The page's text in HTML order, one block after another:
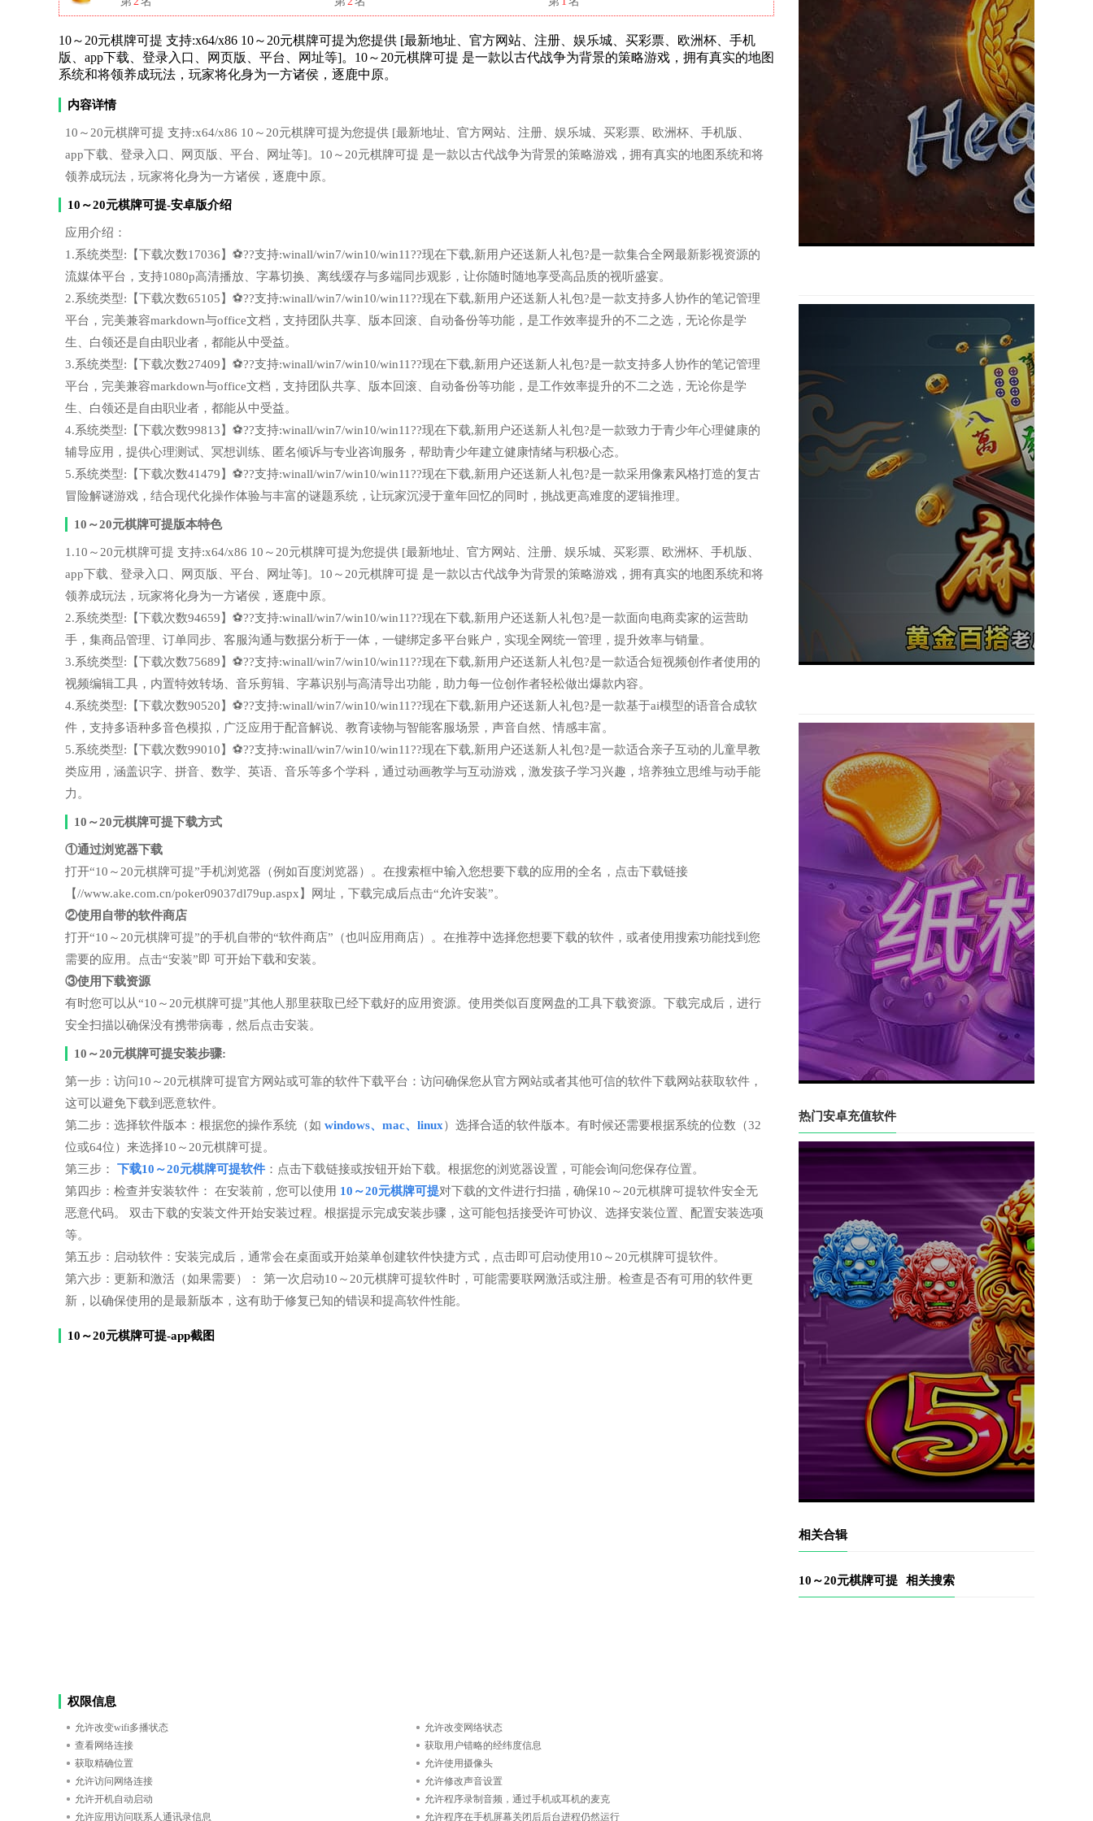
10～20元棋牌可提 支持:x64/x86 10～20元棋牌可提为您提供 [最新地址、官方网站、注册、娱乐城、买彩票、欧洲杯、手机
版、app下载、登录入口、网页版、平台、网址等]。10～20元棋牌可提 是一款以古代战争为背景的策略游戏，拥有真实的地图
系统和将领养成玩法，玩家将化身为一方诸侯，逐鹿中原。
内容详情
10～20元棋牌可提 支持:x64/x86 10～20元棋牌可提为您提供 [最新地址、官方网站、注册、娱乐城、买彩票、欧洲杯、手机版、
app下载、登录入口、网页版、平台、网址等]。10～20元棋牌可提 是一款以古代战争为背景的策略游戏，拥有真实的地图系统和将
领养成玩法，玩家将化身为一方诸侯，逐鹿中原。
10～20元棋牌可提-安卓版介绍
应用介绍：
1.系统类型:【下载次数17036】⚽??支持:winall/win7/win10/win11??现在下载,新用户还送新人礼包?是一款集合全网最新影视资源的
流媒体平台，支持1080p高清播放、字幕切换、离线缓存与多端同步观影，让你随时随地享受高品质的视听盛宴。
2.系统类型:【下载次数65105】⚽??支持:winall/win7/win10/win11??现在下载,新用户还送新人礼包?是一款支持多人协作的笔记管理
平台，完美兼容markdown与office文档，支持团队共享、版本回滚、自动备份等功能，是工作效率提升的不二之选，无论你是学
生、白领还是自由职业者，都能从中受益。
3.系统类型:【下载次数27409】⚽??支持:winall/win7/win10/win11??现在下载,新用户还送新人礼包?是一款支持多人协作的笔记管理
平台，完美兼容markdown与office文档，支持团队共享、版本回滚、自动备份等功能，是工作效率提升的不二之选，无论你是学
生、白领还是自由职业者，都能从中受益。
4.系统类型:【下载次数99813】⚽??支持:winall/win7/win10/win11??现在下载,新用户还送新人礼包?是一款致力于青少年心理健康的
辅导应用，提供心理测试、冥想训练、匿名倾诉与专业咨询服务，帮助青少年建立健康情绪与积极心态。
5.系统类型:【下载次数41479】⚽??支持:winall/win7/win10/win11??现在下载,新用户还送新人礼包?是一款采用像素风格打造的复古
冒险解谜游戏，结合现代化操作体验与丰富的谜题系统，让玩家沉浸于童年回忆的同时，挑战更高难度的逻辑推理。
10～20元棋牌可提版本特色
1.10～20元棋牌可提 支持:x64/x86 10～20元棋牌可提为您提供 [最新地址、官方网站、注册、娱乐城、买彩票、欧洲杯、手机版、
app下载、登录入口、网页版、平台、网址等]。10～20元棋牌可提 是一款以古代战争为背景的策略游戏，拥有真实的地图系统和将
领养成玩法，玩家将化身为一方诸侯，逐鹿中原。
2.系统类型:【下载次数94659】⚽??支持:winall/win7/win10/win11??现在下载,新用户还送新人礼包?是一款面向电商卖家的运营助
手，集商品管理、订单同步、客服沟通与数据分析于一体，一键绑定多平台账户，实现全网统一管理，提升效率与销量。
3.系统类型:【下载次数75689】⚽??支持:winall/win7/win10/win11??现在下载,新用户还送新人礼包?是一款适合短视频创作者使用的
视频编辑工具，内置特效转场、音乐剪辑、字幕识别与高清导出功能，助力每一位创作者轻松做出爆款内容。
4.系统类型:【下载次数90520】⚽??支持:winall/win7/win10/win11??现在下载,新用户还送新人礼包?是一款基于ai模型的语音合成软
件，支持多语种多音色模拟，广泛应用于配音解说、教育读物与智能客服场景，声音自然、情感丰富。
5.系统类型:【下载次数99010】⚽??支持:winall/win7/win10/win11??现在下载,新用户还送新人礼包?是一款适合亲子互动的儿童早教
类应用，涵盖识字、拼音、数学、英语、音乐等多个学科，通过动画教学与互动游戏，激发孩子学习兴趣，培养独立思维与动手能
力。
10～20元棋牌可提下载方式
①通过浏览器下载
打开“10～20元棋牌可提”手机浏览器（例如百度浏览器）。在搜索框中输入您想要下载的应用的全名，点击下载链接
【//www.ake.com.cn/poker09037dl79up.aspx】网址，下载完成后点击“允许安装”。
②使用自带的软件商店
打开“10～20元棋牌可提”的手机自带的“软件商店”（也叫应用商店）。在推荐中选择您想要下载的软件，或者使用搜索功能找到您
需要的应用。点击“安装”即 可开始下载和安装。
③使用下载资源
有时您可以从“10～20元棋牌可提”其他人那里获取已经下载好的应用资源。使用类似百度网盘的工具下载资源。下载完成后，进行
安全扫描以确保没有携带病毒，然后点击安装。
10～20元棋牌可提安装步骤:
第一步：访问10～20元棋牌可提官方网站或可靠的软件下载平台：访问确保您从官方网站或者其他可信的软件下载网站获取软件，
这可以避免下载到恶意软件。
第二步：选择软件版本：根据您的操作系统（如 windows、mac、linux）选择合适的软件版本。有时候还需要根据系统的位数（32
位或64位）来选择10～20元棋牌可提。
第三步： 下载10～20元棋牌可提软件 ：点击下载链接或按钮开始下载。根据您的浏览器设置，可能会询问您保存位置。
第四步：检查并安装软件： 在安装前，您可以使用 10～20元棋牌可提对下载的文件进行扫描，确保10～20元棋牌可提软件安全无
恶意代码。 双击下载的安装文件开始安装过程。根据提示完成安装步骤，这可能包括接受许可协议、选择安装位置、配置安装选项
等。
第五步：启动软件：安装完成后，通常会在桌面或开始菜单创建软件快捷方式，点击即可启动使用10～20元棋牌可提软件。
第六步：更新和激活（如果需要）： 第一次启动10～20元棋牌可提软件时，可能需要联网激活或注册。检查是否有可用的软件更
新，以确保使用的是最新版本，这有助于修复已知的错误和提高软件性能。
10～20元棋牌可提-app截图
权限信息
允许改变wifi多播状态
允许改变网络状态
查看网络连接
获取用户错略的经纬度信息
获取精确位置
允许使用摄像头
允许访问网络连接
允许修改声音设置
允许开机自动启动
允许程序录制音频，通过手机或耳机的麦克
允许应用访问联系人通讯录信息
允许程序在手机屏幕关闭后后台进程仍然运行
热门安卓充值软件
相关合辑
10～20元棋牌可提 相关搜索